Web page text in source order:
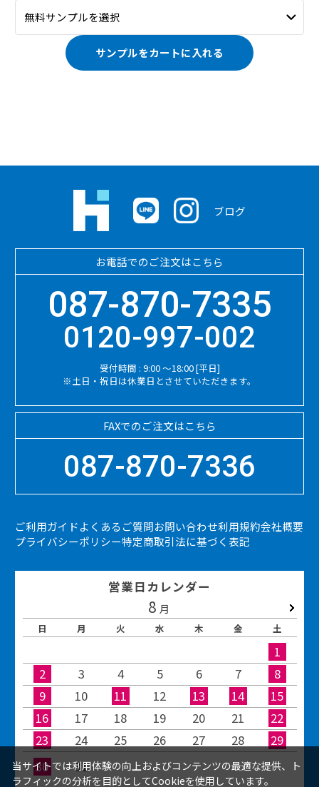
サンプルをカートに入れる
ブログ
お電話でのご注文はこちら
087-870-7335
0120-997-002
受付時間 : 9:00 ～18:00 [平日]
※土日・祝日は休業日とさせていただきます。
FAXでのご注文はこちら
087-870-7336
ご利用ガイドよくあるご質問お問い合わせ利用規約会社概要
プライバシーポリシー特定商取引法に基づく表記
営業日カレンダー
8 月
日 月 火 水 木 金 土
1
2
3 4 5 6 7
8
9
10 11 12 13 14
15
16
17 18 19 20 21
22
23
24 25 26 27 28
29
30
31
当サイトでは利用体験の向上およびコンテンツの最適な提供、ト
ラフィックの分析を目的としてCookieを使用しています。